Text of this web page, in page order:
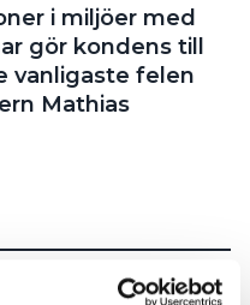
i miljöer med
gör kondens till
vanligaste felen
Mathias
måste kunna